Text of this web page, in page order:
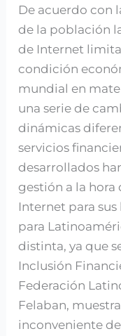
De acuerdo con
de la población
de Internet
condición
mundial en
una serie de
dinámicas
servicios
desarrollados
gestión a la
Internet para
para
distinta, ya que
Inclusión
Federación
Felaban,
inconveniente
debe
afrontar
inclusión
financiera